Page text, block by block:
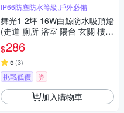
IP66防塵防水等級,戶外必備
舞光1-2坪 16W白鯨防水吸頂燈
(走道 廁所 浴室 陽台 玄關 樓梯
間)
$286
5 (3)
挑戰低價 券
加入購物車